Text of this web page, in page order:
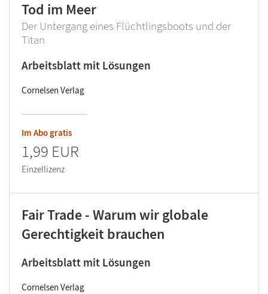
Tod im Meer
Der Untergang eines Flüchtlingsboots und der
Titan
Arbeitsblatt mit Lösungen
Cornelsen Verlag
Im Abo gratis
1,99 EUR
Einzellizenz
Fair Trade - Warum wir globale
Gerechtigkeit brauchen
Arbeitsblatt mit Lösungen
Cornelsen Verlag